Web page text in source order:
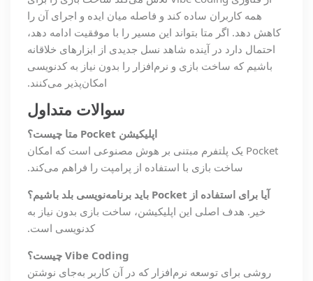
همه کاربران ساده کند و فاصله میان ایده و اجرای آن را
کاهش دهد. اگر متا بتواند این مسیر را با موفقیت ادامه دهد،
احتمال دارد در آینده شاهد نسل جدیدی از ابزارهای خلاقانه
باشیم که ساخت بازی و نرم‌افزار را بدون نیاز به کدنویسی
امکان‌پذیر می‌کنند.
سوالات متداول
اپلیکیشن
متا چیست؟
Pocket یک پلتفرم مبتنی بر هوش مصنوعی است که امکان
ساخت بازی با استفاده از پرامپت را فراهم می‌کند.
آیا برای استفاده از
باید برنامه‌نویسی بلد باشیم؟
خیر. هدف اصلی این اپلیکیشن، ساخت بازی بدون نیاز به
کدنویسی است.
Vibe Coding چیست؟
روشی برای توسعه نرم‌افزار که در آن کاربر به‌جای نوشتن